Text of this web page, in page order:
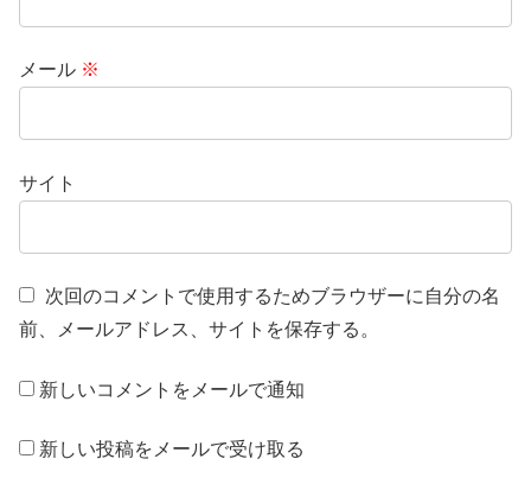
メール ※
サイト
次回のコメントで使用するためブラウザーに自分の名
前、メールアドレス、サイトを保存する。
新しいコメントをメールで通知
新しい投稿をメールで受け取る